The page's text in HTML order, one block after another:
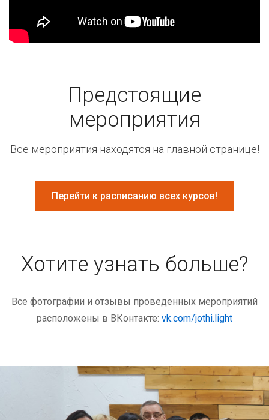
Предстоящие
мероприятия
Все мероприятия находятся на главной странице!
Перейти к расписанию всех курсов!
Хотите узнать больше?
Все фотографии и отзывы проведенных мероприятий
расположены в ВКонтакте: vk.com/jothi.light